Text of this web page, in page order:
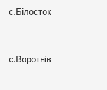
с.Білосток
с.Воротнів